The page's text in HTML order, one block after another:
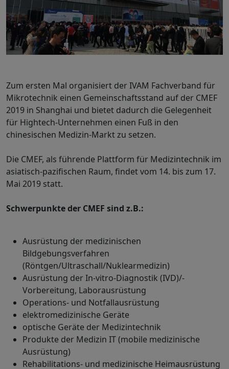
Zum ersten Mal organisiert der IVAM Fachverband für
Mikrotechnik einen Gemeinschaftsstand auf der CMEF
2019 in Shanghai und bietet dadurch die Gelegenheit
für Hightech-Unternehmen einen Fuß in den
chinesischen Medizin-Markt zu setzen.
Die CMEF, als führende Plattform für Medizintechnik im
asiatisch-pazifischen Raum, findet vom 14. bis zum 17.
Mai 2019 statt.
Schwerpunkte der CMEF sind z.B.:
Ausrüstung der medizinischen
Bildgebungsverfahren
(Röntgen/Ultraschall/Nuklearmedizin)
Ausrüstung der In-vitro-Diagnostik (IVD)/-
Vorbereitung, Laborausrüstung
Operations- und Notfallausrüstung
elektromedizinische Geräte
optische Geräte der Medizintechnik
Produkte der Medizin IT (mobile medizinische
Ausrüstung)
Rehabilitations- und medizinische Heimausrüstung